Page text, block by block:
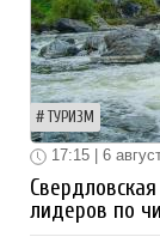
ТУРИЗМ
17:15 | 6
лидеров по